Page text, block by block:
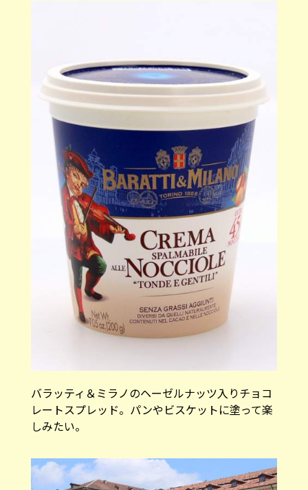
バラッティ＆ミラノのヘーゼルナッツ入りチョコ
レートスプレッド。パンやビスケットに塗って楽
しみたい。